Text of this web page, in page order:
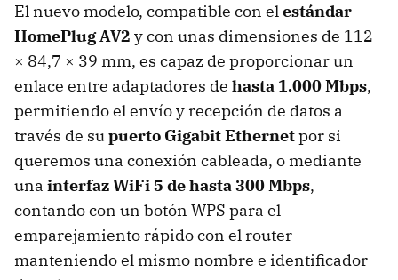
El nuevo modelo, compatible con elestándar
HomePlug AV2 y con unas dimensiones de 112
× 84,7 × 39 mm, es capaz de proporcionar un
enlace entre adaptadores de hasta 1.000 Mbps,
permitiendo el envío y recepción de datos a
través de supuerto Gigabit Ethernetpor si
queremos una conexión cableada, o mediante
una interfaz WiFi 5 de hasta 300 Mbps,
contando con un botón WPS para el
emparejamiento rápido con el router
manteniendo el mismo nombre e identificador